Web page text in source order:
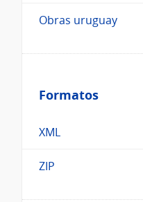
Obras uruguay
Formatos
Formatos
XML
ZIP